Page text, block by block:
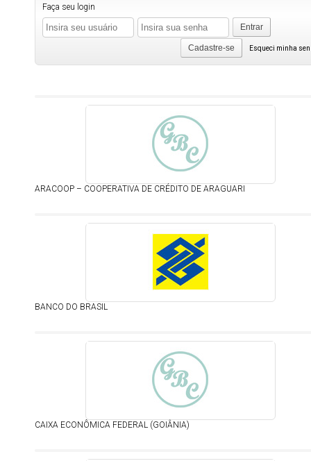
Faça seu login
Entrar
Esqueci minha
Cadastre-se
ARACOOP – COOPERATIVA DE CRÉDITO DE ARAGUARI
BANCO DO BRASIL
CAIXA ECONÔMICA FEDERAL (GOIÂNIA)